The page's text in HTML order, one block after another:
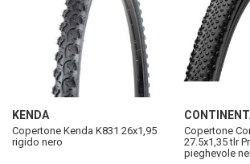
KENDA
Copertone Kenda K831 26x1,95
rigido nero
Copertone
27.5x1,35 tlr
pieghevole